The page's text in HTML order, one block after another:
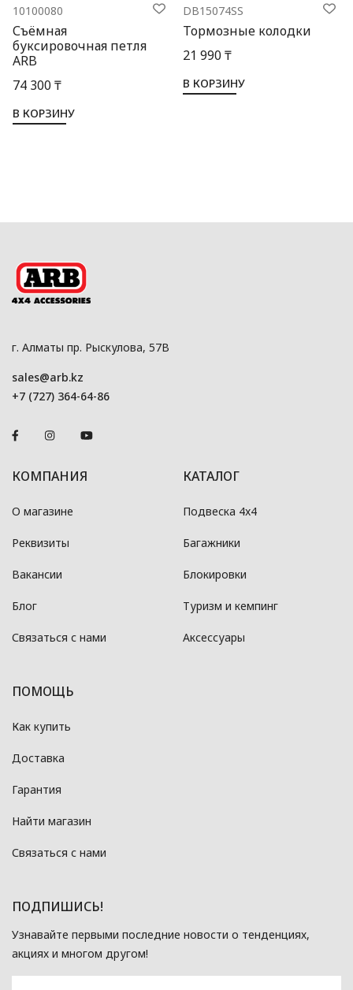
10100080
Съёмная
буксировочная петля
ARB
74 300 ₸
В КОРЗИНУ
DB15074SS
Тормозные колодки
21 990 ₸
В КОРЗИНУ
г. Алматы пр. Рыскулова, 57В
sales@arb.kz
+7 (727) 364-64-86
КОМПАНИЯ
О магазине
Реквизиты
Вакансии
Блог
Связаться с нами
КАТАЛОГ
Подвеска 4x4
Багажники
Блокировки
Туризм и кемпинг
Аксессуары
ПОМОЩЬ
Как купить
Доставка
Гарантия
Найти магазин
Связаться с нами
ПОДПИШИСЬ!
Узнавайте первыми последние новости о тенденциях,
акциях и многом другом!